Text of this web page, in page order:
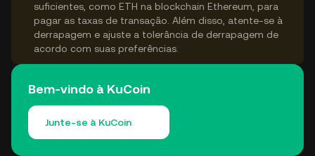
suficientes, como ETH na blockchain Ethereum, para
pagar as taxas de transação. Além disso, atente-se à
derrapagem e ajuste a tolerância de derrapagem de
acordo com suas preferências.
Bem-vindo à KuCoin
Junte-se à KuCoin